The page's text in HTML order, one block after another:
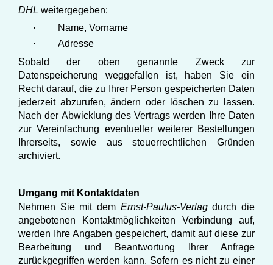
DHL weitergegeben:
·
Name, Vorname
·
Adresse
Sobald der oben genannte Zweck zur
Datenspeicherung weggefallen ist, haben Sie ein
Recht darauf, die zu Ihrer Person gespeicherten Daten
jederzeit abzurufen, ändern oder löschen zu lassen.
Nach der Abwicklung des Vertrags werden Ihre Daten
zur Vereinfachung eventueller weiterer Bestellungen
Ihrerseits, sowie aus steuerrechtlichen Gründen
archiviert.
Umgang mit Kontaktdaten
Nehmen Sie mit dem Ernst-Paulus-Verlagdurch die
angebotenen Kontaktmöglichkeiten Verbindung auf,
werden Ihre Angaben gespeichert, damit auf diese zur
Bearbeitung und Beantwortung Ihrer Anfrage
zurückgegriffen werden kann. Sofern es nicht zu einer